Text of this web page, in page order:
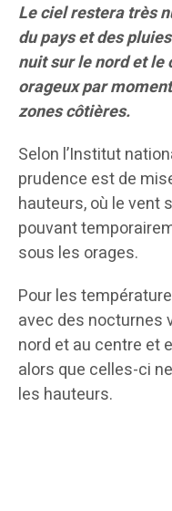
​Le ciel restera très
du pays et des
nuit sur le nord et le
orageux par
zones côtières.
Selon l’Institut
prudence est de
hauteurs, où le vent
pouvant
sous les orages.
Pour les
avec des nocturnes
nord et au centre et
alors que celles-ci
les hauteurs.